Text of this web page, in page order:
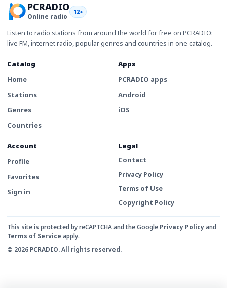
PCRADIO
Online radio
12+
Listen to radio stations from around the world for free on PCRADIO:
live FM, internet radio, popular genres and countries in one catalog.
Catalog
Home
Stations
Genres
Countries
Apps
PCRADIO apps
Android
iOS
Account
Profile
Favorites
Sign in
Legal
Contact
Privacy Policy
Terms of Use
Copyright Policy
This site is protected by reCAPTCHA and the Google Privacy Policyand
Terms of Service apply.
© 2026 PCRADIO. All rights reserved.